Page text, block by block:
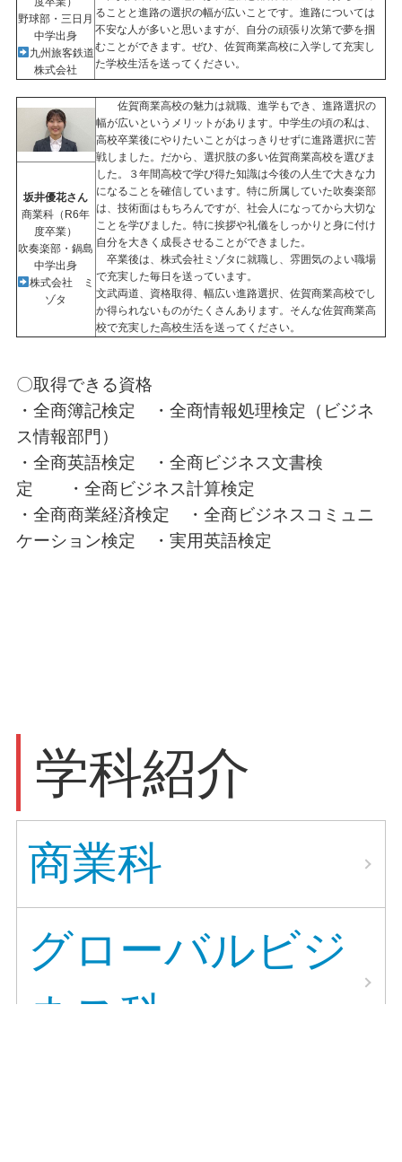
ることと進路の選択の幅が広いことです。進路については
不安な人が多いと思いますが、自分の頑張り次第で夢を掴
むことができます。ぜひ、佐賀商業高校に入学して充実し
た学校生活を送ってください。
野球部・三日月
中学出身
九州旅客鉄道
株式会社
佐賀商業高校の魅力は就職、進学もでき、進路選択の
幅が広いというメリットがあります。中学生の頃の私は、
高校卒業後にやりたいことがはっきりせずに進路選択に苦
戦しました。だから、選択肢の多い佐賀商業高校を選びま
した。３年間高校で学び得た知識は今後の人生で大きな力
になることを確信しています。特に所属していた吹奏楽部
は、技術面はもちろんですが、社会人になってから大切な
ことを学びました。特に挨拶や礼儀をしっかりと身に付け
自分を大きく成長させることができました。
卒業後は、株式会社ミゾタに就職し、雰囲気のよい職場
で充実した毎日を送っています。
文武両道、資格取得、幅広い進路選択、佐賀商業高校でし
か得られないものがたくさんあります。そんな佐賀商業高
校で充実した高校生活を送ってください。
坂井優花さん
商業科（R6年
度卒業）
吹奏楽部・鍋島
中学出身
株式会社 ミ
ゾタ
〇取得できる資格
・全商簿記検定 ・全商情報処理検定（ビジネ
ス情報部門）
・全商英語検定 ・全商ビジネス文書検
定
・全商ビジネス計算検定
・全商商業経済検定 ・全商ビジネスコミュニ
ケーション検定 ・実用英語検定
学科紹介
商業科
グローバルビジ
ネス科